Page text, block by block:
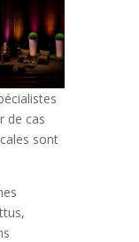
de cas
sont